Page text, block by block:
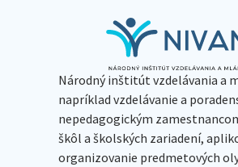
Národný inštitút vzdelávania a
napríklad vzdelávanie a
nepedagogickým
škôl a školských zariadení,
organizovanie predmetových